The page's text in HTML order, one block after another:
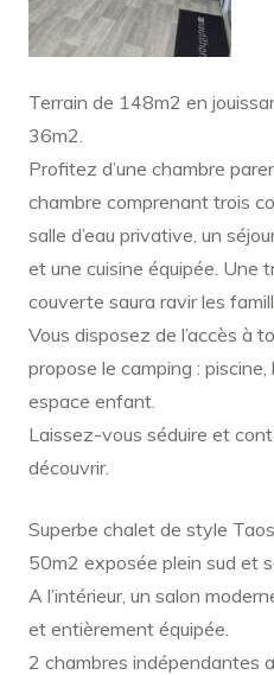
Terrain de 148m2 en
36m2.
Profitez d’une chambre
chambre comprenant trois
salle d’eau privative, un
et une cuisine équipée. Une
couverte saura ravir les
Vous disposez de l’accès à
propose le camping :
espace enfant.
Laissez-vous séduire et
découvrir.
Superbe chalet de style
50m2 exposée plein sud et
A l’intérieur, un salon
et entièrement équipée.
2 chambres indépendantes